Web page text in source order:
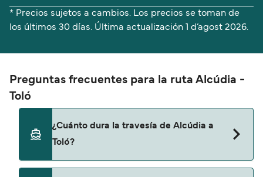
* Precios sujetos a cambios. Los precios se toman de
los últimos 30 días. Última actualización
1 d’agost 2026.
Preguntas frecuentes para la ruta Alcúdia -
Toló
¿Cuánto dura la travesía de Alcúdia a
Toló?